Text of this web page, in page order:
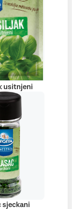
usitnjeni
sjeckani